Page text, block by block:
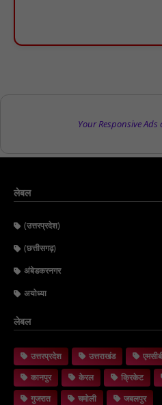
Your Responsive Ads
लेबल
(उत्तरप्रदेश)
(छत्तीसगढ़)
अंबेडकरनगर
अयोध्या
लेबल
उत्तरप्रदेश उत्तराखंड
कानपुर
केरल क्रिकेट
गुजरात
चमोली जबलपुर